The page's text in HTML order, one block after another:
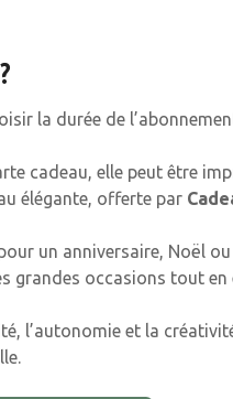
la durée de
cadeau, elle peut être
élégante, offerte par
un anniversaire, Noël
grandes occasions tout
l’autonomie et la